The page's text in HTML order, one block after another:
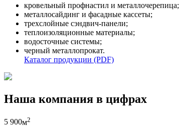
кровельный профнастил и металлочерепица;
металлосайдинг и фасадные кассеты;
трехслойные сэндвич-панели;
теплоизоляционные материалы;
водосточные системы;
черный металлопрокат.
Каталог продукции (PDF)
Наша компания в цифрах
5 900м2